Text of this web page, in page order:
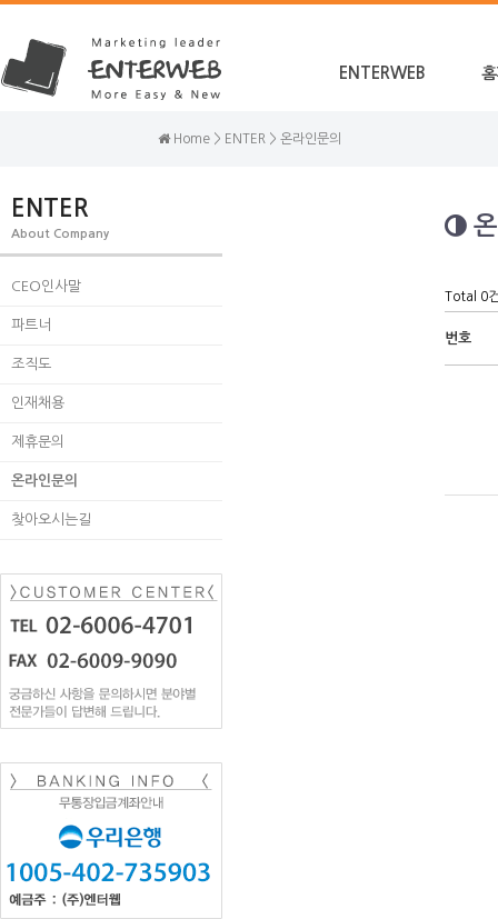
ENTERWEB
Home > ENTER > 온라인문의
ENTER
About Company
CEO인사말
파트너
조직도
인재채용
제휴문의
온라인문의
찾아오시는길
Total 0
번호